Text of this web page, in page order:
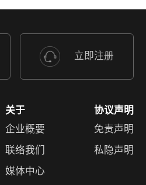
立即注册
关于
企业概要
联络我们
媒体中心
协议声明
免责声明
私隐声明